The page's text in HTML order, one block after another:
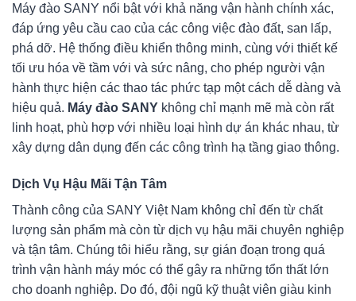
Máy đào SANY nổi bật với khả năng vận hành chính xác,
đáp ứng yêu cầu cao của các công việc đào đất, san lấp,
phá dỡ. Hệ thống điều khiển thông minh, cùng với thiết kế
tối ưu hóa về tầm với và sức nâng, cho phép người vận
hành thực hiện các thao tác phức tạp một cách dễ dàng và
hiệu quả. Máy đào SANY không chỉ mạnh mẽ mà còn rất
linh hoạt, phù hợp với nhiều loại hình dự án khác nhau, từ
xây dựng dân dụng đến các công trình hạ tầng giao thông.
Dịch Vụ Hậu Mãi Tận Tâm
Thành công của SANY Việt Nam không chỉ đến từ chất
lượng sản phẩm mà còn từ dịch vụ hậu mãi chuyên nghiệp
và tận tâm. Chúng tôi hiểu rằng, sự gián đoạn trong quá
trình vận hành máy móc có thể gây ra những tổn thất lớn
cho doanh nghiệp. Do đó, đội ngũ kỹ thuật viên giàu kinh